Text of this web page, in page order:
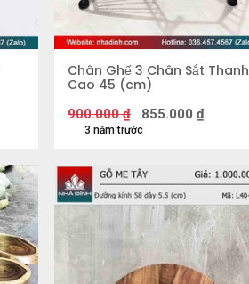
Chân Ghế 3 Chân Sắt Thanh
Cao 45 (cm)
3 năm trước
900.000₫ 855.000 ₫